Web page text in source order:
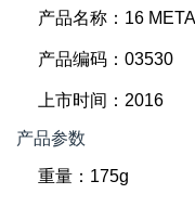
产品名称：16
产品编码：03530
上市时间：2016
产品参数
重量：175g